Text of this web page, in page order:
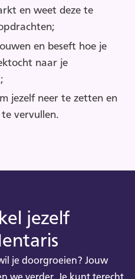
en weet deze te
en beseft hoe je
naar je
jezelf neer te zetten en
vervullen.
jezelf
je doorgroeien? Jouw